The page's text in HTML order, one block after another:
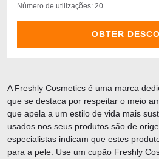
Número de utilizações: 20
OBTER
A Freshly Cosmetics é uma marca
que se destaca por respeitar o meio
que apela a um estilo de vida mais
usados nos seus produtos são de
especialistas indicam que estes
para a pele. Use um cupão Freshly